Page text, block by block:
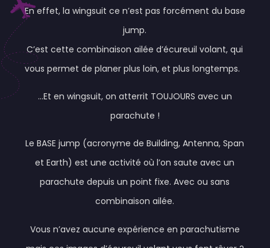
En effet, la wingsuit ce n’est pas forcément du base
jump.
C’est cette combinaison ailée d’écureuil volant, qui
vous permet de planer plus loin, et plus longtemps.
…Et en wingsuit, on atterrit TOUJOURS avec un
parachute !
Le BASE jump (acronyme de Building, Antenna, Span
et Earth) est une activité où l’on saute avec un
parachute depuis un point fixe. Avec ou sans
combinaison ailée.
Vous n’avez aucune expérience en parachutisme